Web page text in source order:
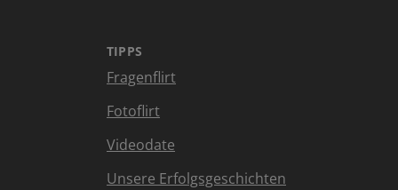
TIPPS
Fragenflirt
Fotoflirt
Videodate
Unsere Erfolgsgeschichten